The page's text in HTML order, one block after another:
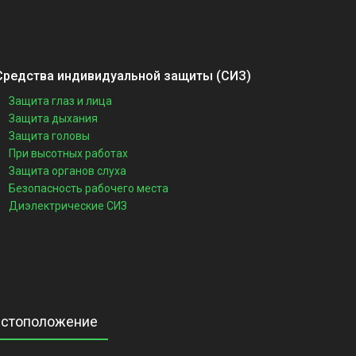
индивидуальной защиты (СИЗ)
Защита глаз и лица
Защита дыхания
Защита головы
При высотных работах
Защита органов слуха
Безопасность рабочего места
Диэлектрические СИЗ